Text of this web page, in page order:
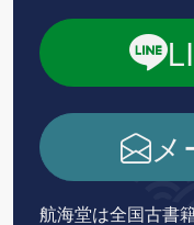
航海堂は全国古書